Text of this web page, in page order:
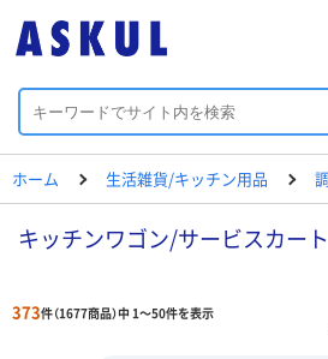
ホーム 生活雑貨/キッチン用品
キッチンワゴン/サービスカート
373件（1677商品）中 1～50件を表示